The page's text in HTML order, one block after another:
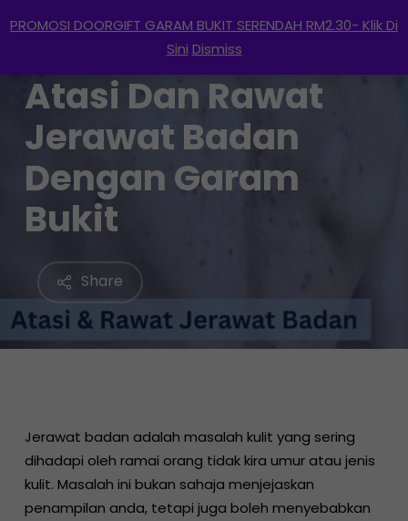
PROMOSI DOORGIFT GARAM BUKIT SERENDAH RM2.30- Klik Di
Sini Dismiss
to
contentAtasi Dan Rawat
Jerawat Badan
Dengan Garam
Bukit
Share
Jerawat badan adalah masalah kulit yang sering
dihadapi oleh ramai orang tidak kira umur atau jenis
kulit. Masalah ini bukan sahaja menjejaskan
penampilan anda, tetapi juga boleh menyebabkan